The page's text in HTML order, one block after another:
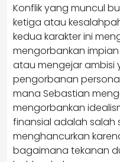
Konflik yang muncul
ketiga atau
kedua karakter ini
mengorbankan
atau mengejar ambisi
pengorbanan
mana Sebastian
mengorbankan
finansial adalah salah
menghancurkan
bagaimana tekanan